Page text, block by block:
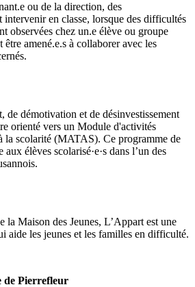
ou de la direction, des
intervenir en classe, lorsque des difficultés
observées chez un.e élève ou groupe
amené.e.s à collaborer avec les
de démotivation et de désinvestissement
orienté vers un Module d'activités
la scolarité (MATAS). Ce programme de
aux élèves scolarisé·e·s dans l’un des
la Maison des Jeunes, L’Appart est une
aide les jeunes et les familles en difficulté.
de Pierrefleur